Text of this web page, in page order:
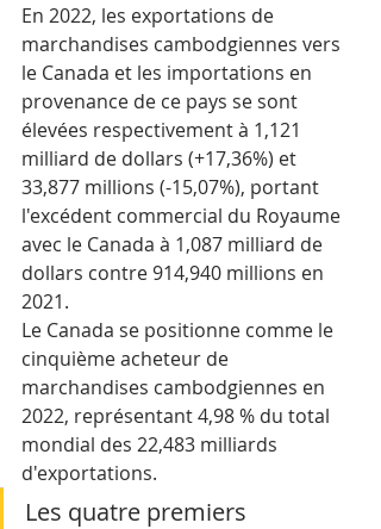
En 2022, les exportations de
marchandises cambodgiennes vers
le Canada et les importations en
provenance de ce pays se sont
élevées respectivement à 1,121
milliard de dollars (+17,36%) et
33,877 millions (-15,07%), portant
l'excédent commercial du Royaume
avec le Canada à 1,087 milliard de
dollars contre 914,940 millions en
2021.
Le Canada se positionne comme le
cinquième acheteur de
marchandises cambodgiennes en
2022, représentant 4,98 % du total
mondial des 22,483 milliards
d'exportations.
Les quatre premiers